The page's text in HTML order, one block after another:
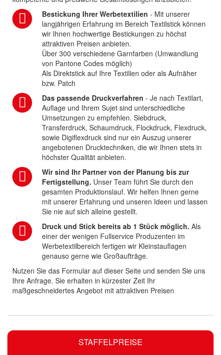
STAFFELPREISE
Bestickung Ihrer Werbetextilien - Mit unserer
langjährigen Erfahrung im Bereich Textilstick können
wir Ihnen hochwertige Bestickungen zu höchst
attraktiven Preisen anbieten.
Über 300 verschiedene Garnfarben (Umwandlung
von Pantone Codes möglich)
Als Direktstick auf Ihre Textilien oder als Aufnäher
bzw. Patch
Das passende Druckverfahren - Je nach Textilart,
Auflage und Ihrem Sujet sind unterschiedliche
Umsetzungen zu empfehlen. Siebdruck,
Transferdruck, Schaumdruck, Flockdruck, Flexdruck,
sowie Digiflexdruck sind nur ein Auszug unserer
angebotenen Drucktechniken, die wir Ihnen stets in
höchster Qualität anbieten.
Wir sind Ihr Partner von der Planung bis zur
Fertigstellung. Unser Team führt Sie durch den
gesamten Produktionslauf. Wir helfen Ihnen gerne
mit unserer Erfahrung und unseren Ideen und lassen
Sie nie auf sich alleine gestellt.
Druck und Stick bereits ab 1 Stück möglich. Als
einer der wenigen Fullservice Produzenten im
Werbetextilbereich fertigen wir Kleinstauflagen
genauso gerne wie Großaufträge.
Nutzen Sie das Formular auf dieser Seite und senden Sie uns
Ihre Anfrage. Sie erhalten in kürzester Zeit Ihr
maßgeschneidertes Angebot mit attraktiven Preisen